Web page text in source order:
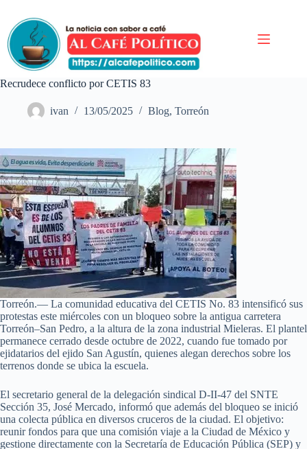
contenido
Recrudece conflicto por CETIS 83
ivan 13/05/2025 Blog, Torreón
Torreón.— La comunidad educativa del CETIS No. 83 intensificó sus
protestas este miércoles con un bloqueo sobre la antigua carretera
Torreón–San Pedro, a la altura de la zona industrial Mieleras. El plantel
permanece cerrado desde octubre de 2022, cuando fue tomado por
ejidatarios del ejido San Agustín, quienes alegan derechos sobre los
terrenos donde se ubica la escuela.
El secretario general de la delegación sindical D-II-47 del SNTE
Sección 35, José Mercado, informó que además del bloqueo se inició
una colecta pública en diversos cruceros de la ciudad. El objetivo:
reunir fondos para que una comisión viaje a la Ciudad de México y
gestione directamente con la Secretaría de Educación Pública (SEP) y